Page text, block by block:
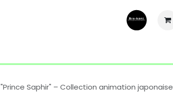
Saphir" – Collection animation japonaise